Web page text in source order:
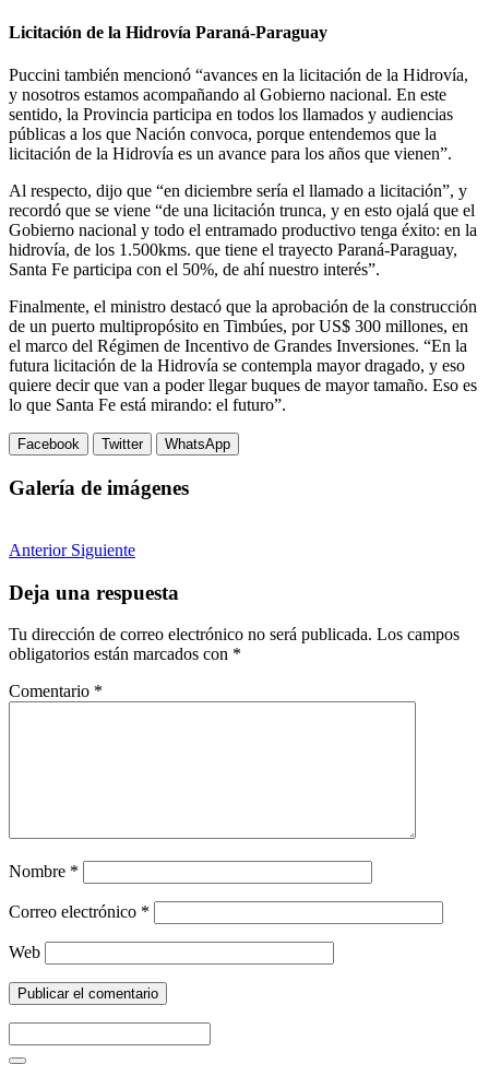
Licitación de la Hidrovía Paraná-Paraguay
Puccini también mencionó “avances en la licitación de la Hidrovía,
y nosotros estamos acompañando al Gobierno nacional. En este
sentido, la Provincia participa en todos los llamados y audiencias
públicas a los que Nación convoca, porque entendemos que la
licitación de la Hidrovía es un avance para los años que vienen”.
Al respecto, dijo que “en diciembre sería el llamado a licitación”, y
recordó que se viene “de una licitación trunca, y en esto ojalá que el
Gobierno nacional y todo el entramado productivo tenga éxito: en la
hidrovía, de los 1.500kms. que tiene el trayecto Paraná-Paraguay,
Santa Fe participa con el 50%, de ahí nuestro interés”.
Finalmente, el ministro destacó que la aprobación de la construcción
de un puerto multipropósito en Timbúes, por US$ 300 millones, en
el marco del Régimen de Incentivo de Grandes Inversiones. “En la
futura licitación de la Hidrovía se contempla mayor dragado, y eso
quiere decir que van a poder llegar buques de mayor tamaño. Eso es
lo que Santa Fe está mirando: el futuro”.
Facebook Twitter WhatsApp
Galería de imágenes
Anterior Siguiente
Deja una respuesta
Tu dirección de correo electrónico no será publicada. Los campos
obligatorios están marcados con *
Comentario *
Nombre *
Correo electrónico *
Web